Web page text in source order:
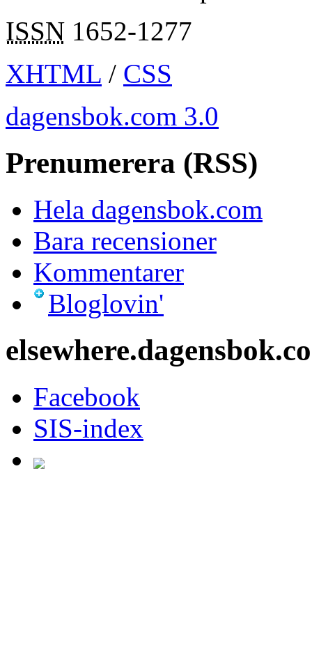
ISSN 1652-1277
XHTML / CSS
dagensbok.com 3.0
Prenumerera (RSS)
Hela dagensbok.com
Bara recensioner
Kommentarer
Bloglovin'
Facebook
SIS-index